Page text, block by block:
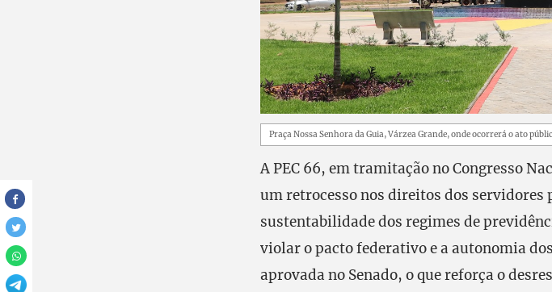
Praça Nossa Senhora da Guia, Várzea Grande, onde ocorrerá o ato
A PEC 66, em tramitação no Congresso
um retrocesso nos direitos dos servidores
sustentabilidade dos regimes de
violar o pacto federativo e a autonomia
aprovada no Senado, o que reforça o